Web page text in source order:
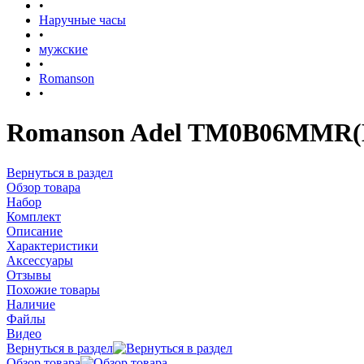
•
Наручные часы
•
мужские
•
Romanson
•
Romanson Adel
Вернуться в раздел
Обзор товара
Набор
Комплект
Описание
Характеристики
Аксессуары
Отзывы
Похожие товары
Наличие
Файлы
Видео
Вернуться в раздел